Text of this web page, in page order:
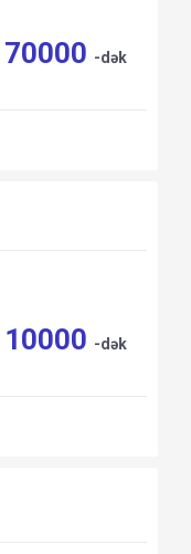
70000 -dək
10000 -dək